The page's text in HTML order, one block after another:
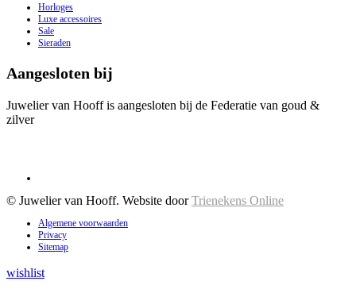
Horloges
Luxe accessoires
Sale
Sieraden
Aangesloten bij
Juwelier van Hooff is aangesloten bij de Federatie van goud &
zilver
© Juwelier van Hooff. Website doorTrienekens Online
Algemene voorwaarden
Privacy
Sitemap
wishlist